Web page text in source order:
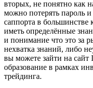
вторых, не понятно как
можно потерять пароль и
саппорта в большинстве
иметь определённые
и понимание что это за
нехватка знаний, либо
вы можете зайти на
образование в рамках
трейдинга.